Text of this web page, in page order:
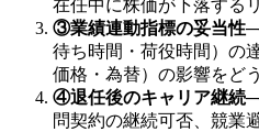
在任中に株価が下落する
③業績連動指標の妥当性
待ち時間・荷役時間）の
価格・為替）の影響をど
④退任後のキャリア継続
問契約の継続可否、競業